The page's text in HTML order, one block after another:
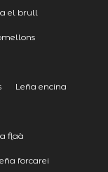
el brull
Leña encina
flaà
forcarei